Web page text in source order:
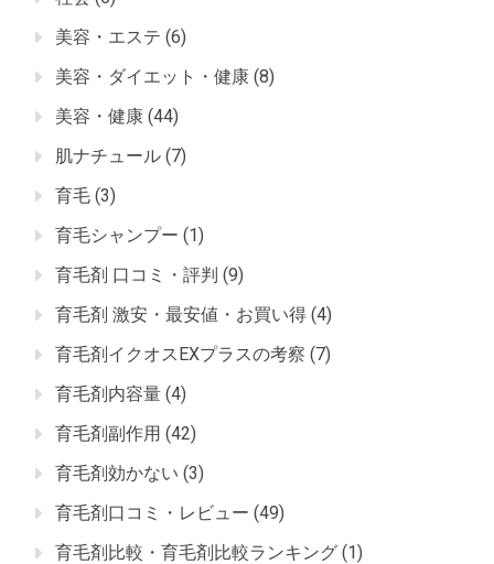
美容・エステ (6)
美容・ダイエット・健康 (8)
美容・健康 (44)
肌ナチュール (7)
育毛 (3)
育毛シャンプー (1)
育毛剤 口コミ・評判 (9)
育毛剤 激安・最安値・お買い得 (4)
育毛剤イクオスEXプラスの考察 (7)
育毛剤内容量 (4)
育毛剤副作用 (42)
育毛剤効かない (3)
育毛剤口コミ・レビュー (49)
育毛剤比較・育毛剤比較ランキング (1)